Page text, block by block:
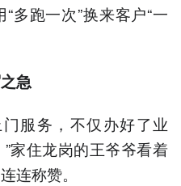
多跑一次”换来客户“一
急
服务，不仅办好了业
家住龙岗的王爷爷看着
连称赞。